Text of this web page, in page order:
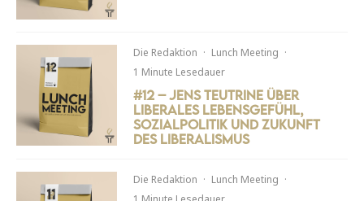
Die Redaktion · Lunch Meeting ·
1 Minute Lesedauer
#12 – Jens Teutrine über
liberales Lebensgefühl,
Sozialpolitik und Zukunft
des Liberalismus
Die Redaktion · Lunch Meeting ·